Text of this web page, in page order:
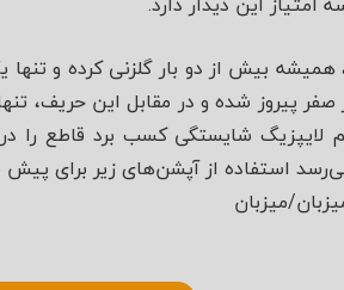
بیش از دو بار گلزنی کرده و تنها یک
صفر پیروز شده و در مقابل این حریف،
لایپزیگ شایستگی کسب برد قاطع را
استفاده از آپشن‌های زیر برای پیش
میزبان